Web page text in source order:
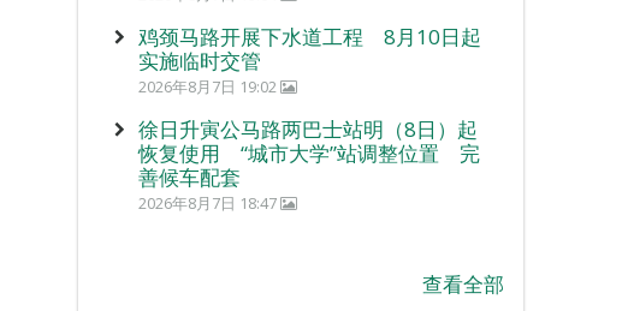
鸡颈马路开展下水道工程 8月10日起
实施临时交管
2026年8月7日 19:02
徐日升寅公马路两巴士站明（8日）起
恢复使用 “城市大学”站调整位置 完
善候车配套
2026年8月7日 18:47
查看全部